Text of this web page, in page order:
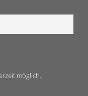
möglich.